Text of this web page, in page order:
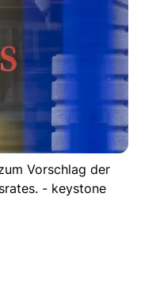
Vorschlag der
- keystone